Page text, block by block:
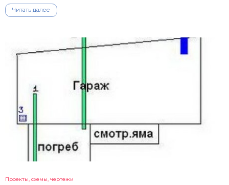
Читать далее
Проекты, схемы, чертежи